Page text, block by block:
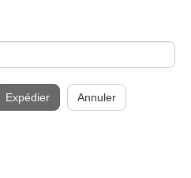
Expédier Annuler